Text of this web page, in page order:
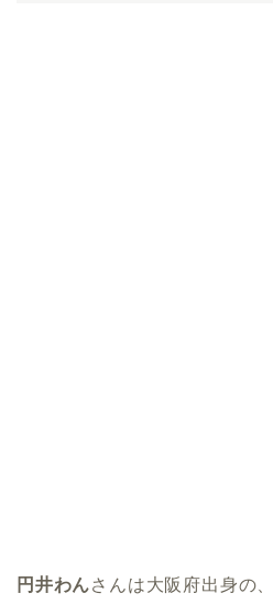
円井わんさんは大阪府出身の